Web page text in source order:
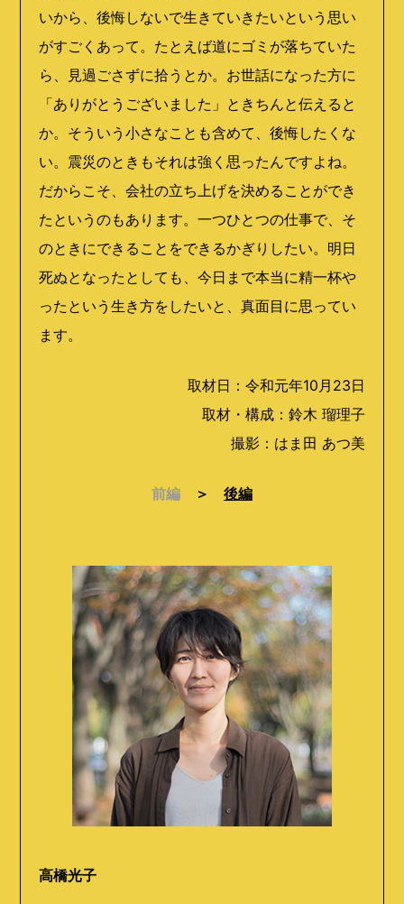
いから、後悔しないで生きていきたいという思い
がすごくあって。たとえば道にゴミが落ちていた
ら、見過ごさずに拾うとか。お世話になった方に
「ありがとうございました」ときちんと伝えると
か。そういう小さなことも含めて、後悔したくな
い。震災のときもそれは強く思ったんですよね。
だからこそ、会社の立ち上げを決めることができ
たというのもあります。一つひとつの仕事で、そ
のときにできることをできるかぎりしたい。明日
死ぬとなったとしても、今日まで本当に精一杯や
ったという生き方をしたいと、真面目に思ってい
ます。
取材日：令和元年10月23日
取材・構成：鈴木 瑠理子
撮影：はま田 あつ美
前編 ＞ 後編
高橋光子